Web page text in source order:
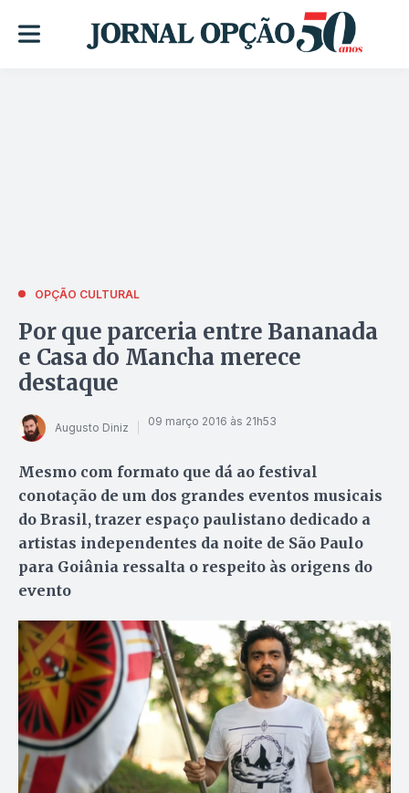
OPÇÃO CULTURAL
Por que parceria entre Bananada
e Casa do Mancha merece
destaque
Augusto Diniz 09 março 2016 às 21h53
Mesmo com formato que dá ao festival
conotação de um dos grandes eventos musicais
do Brasil, trazer espaço paulistano dedicado a
artistas independentes da noite de São Paulo
para Goiânia ressalta o respeito às origens do
evento